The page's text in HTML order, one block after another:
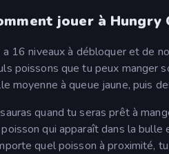
jouer à Hungry
a 16 niveaux à débloquer et de
poissons que tu peux manger
moyenne à queue jaune, puis
quand tu seras prêt à
qui apparaît dans la
quel poisson à proximité,